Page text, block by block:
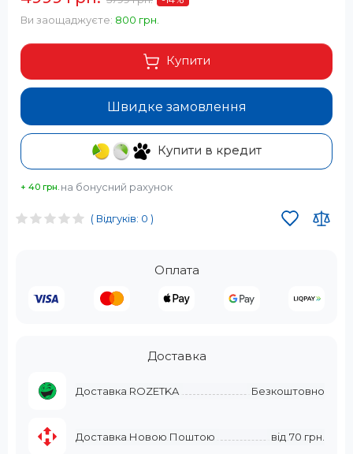
( Відгуків: 0 )
Оплата
Доставка
Доставка ROZETKA Безкоштовно
Доставка Новою Поштою від 70 грн.
Ви заощаджуєте: 800 грн.
Швидке замовлення
Купити
Купити в кредит
+ 40 грн. на бонусний рахунок